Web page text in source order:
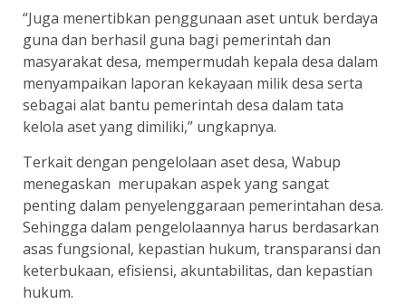
“Juga menertibkan penggunaan aset untuk berdaya
guna dan berhasil guna bagi pemerintah dan
masyarakat desa, mempermudah kepala desa dalam
menyampaikan laporan kekayaan milik desa serta
sebagai alat bantu pemerintah desa dalam tata
kelola aset yang dimiliki,” ungkapnya.
Terkait dengan pengelolaan aset desa, Wabup
menegaskan merupakan aspek yang sangat
penting dalam penyelenggaraan pemerintahan desa.
Sehingga dalam pengelolaannya harus berdasarkan
asas fungsional, kepastian hukum, transparansi dan
keterbukaan, efisiensi, akuntabilitas, dan kepastian
hukum.